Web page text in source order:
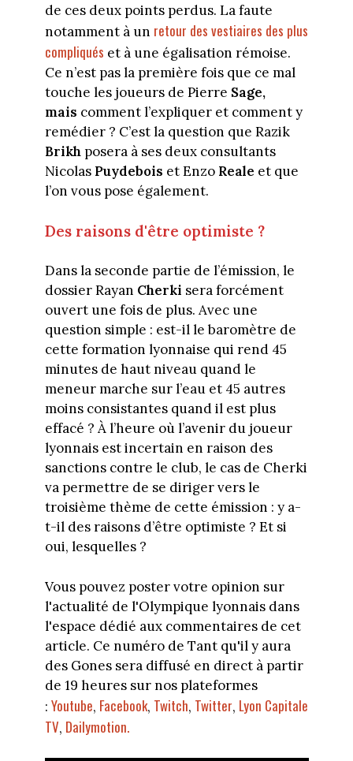
de ces deux points perdus. La faute
notamment à un retour des vestiaires des plus
compliqués et à une égalisation rémoise.
Ce n’est pas la première fois que ce mal
touche les joueurs de Pierre Sage,
mais comment l’expliquer et comment y
remédier ? C’est la question que Razik
Brikhposera à ses deux consultants
Nicolas Puydebois et Enzo Reale et que
l’on vous pose également.
Des raisons d'être optimiste ?
Dans la seconde partie de l’émission, le
dossier Rayan Cherki sera forcément
ouvert une fois de plus. Avec une
question simple : est-il le baromètre de
cette formation lyonnaise qui rend 45
minutes de haut niveau quand le
meneur marche sur l’eau et 45 autres
moins consistantes quand il est plus
effacé ? À l’heure où l’avenir du joueur
lyonnais est incertain en raison des
sanctions contre le club, le cas de Cherki
va permettre de se diriger vers le
troisième thème de cette émission : y a-
t-il des raisons d’être optimiste ? Et si
oui, lesquelles ?
Vous pouvez poster votre opinion sur
l'actualité de l'Olympique lyonnais dans
l'espace dédié aux commentaires de cet
article. Ce numéro de Tant qu'il y aura
des Gones sera diffusé en direct à partir
de 19 heures sur nos plateformes
: Youtube, Facebook, Twitch, Twitter, Lyon Capitale
TV, Dailymotion.